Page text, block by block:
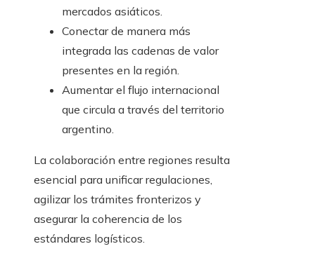
mercados asiáticos.
Conectar de manera más
integrada las cadenas de valor
presentes en la región.
Aumentar el flujo internacional
que circula a través del territorio
argentino.
La colaboración entre regiones resulta
esencial para unificar regulaciones,
agilizar los trámites fronterizos y
asegurar la coherencia de los
estándares logísticos.